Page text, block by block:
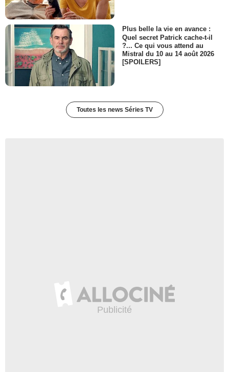
Plus belle la vie en avance :
Quel secret Patrick cache-t-il
?... Ce qui vous attend au
Mistral du 10 au 14 août 2026
[SPOILERS]
Toutes les news Séries TV